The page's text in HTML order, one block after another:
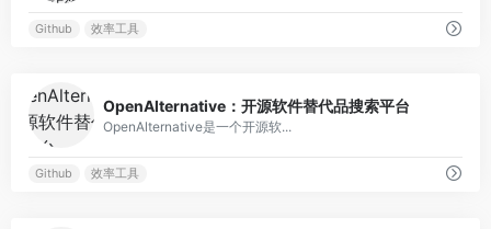
Github 效率工具
OpenAlternative：开源软件替代品搜索平台
OpenAlternative是一个开源软...
Github 效率工具